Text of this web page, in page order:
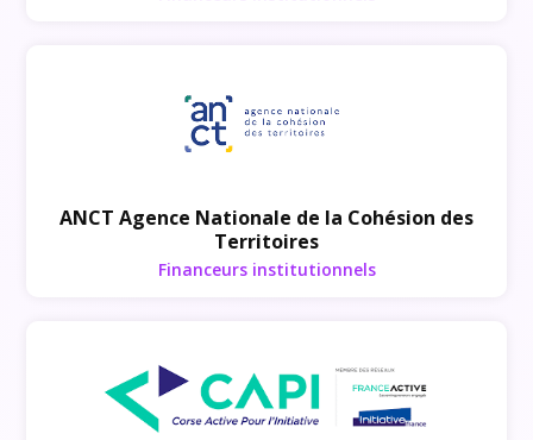
ANCT Agence Nationale de la Cohésion des
Territoires
Financeurs institutionnels
Financeurs institutionnels
Financeurs institutionnels